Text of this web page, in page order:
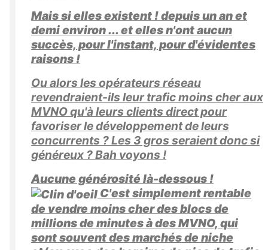
Mais si elles existent ! depuis un an et
demi environ ... et elles n'ont aucun
succès, pour l'instant, pour d'évidentes
raisons !
Ou alors les opérateurs réseau
revendraient-ils leur trafic moins cher aux
MVNO qu'à leurs clients direct pour
favoriser le développement de leurs
concurrents ? Les 3 gros seraient donc si
généreux ? Bah voyons !
Aucune générosité là-dessous !
C'est simplement rentable
de vendre moins cher des blocs de
millions de minutes à des MVNO, qui
sont souvent des marchés de niche